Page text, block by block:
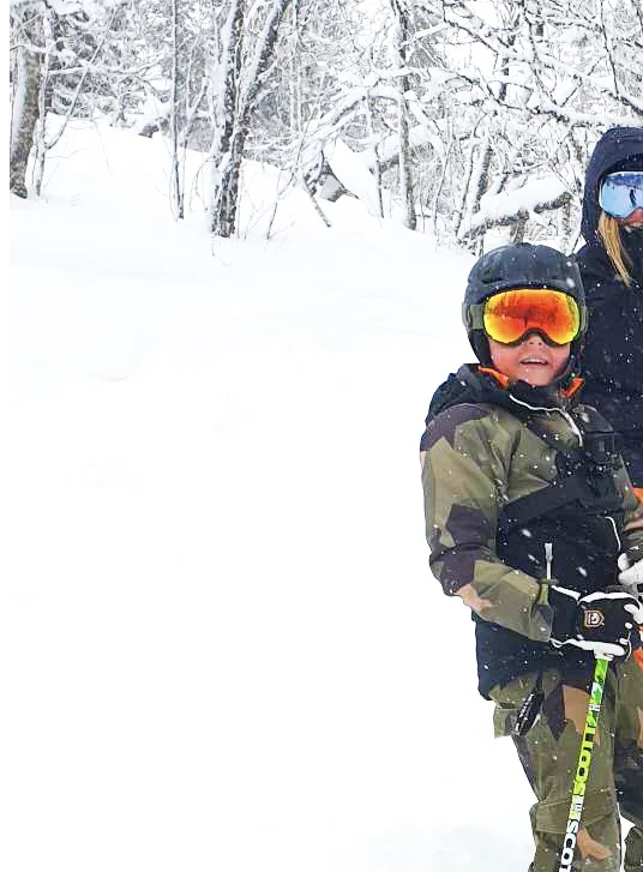
HEM
OM MIG
JOBBA MED MIG
KATEGORIER
Livet i Vemdalen
Profiler & historia
Utflyktstips
Samarbeten & uppdrag
Recept utan gluten & socker